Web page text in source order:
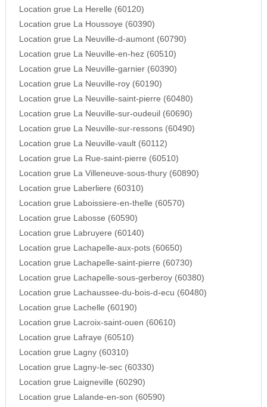
Location grue La Herelle (60120)
Location grue La Houssoye (60390)
Location grue La Neuville-d-aumont (60790)
Location grue La Neuville-en-hez (60510)
Location grue La Neuville-garnier (60390)
Location grue La Neuville-roy (60190)
Location grue La Neuville-saint-pierre (60480)
Location grue La Neuville-sur-oudeuil (60690)
Location grue La Neuville-sur-ressons (60490)
Location grue La Neuville-vault (60112)
Location grue La Rue-saint-pierre (60510)
Location grue La Villeneuve-sous-thury (60890)
Location grue Laberliere (60310)
Location grue Laboissiere-en-thelle (60570)
Location grue Labosse (60590)
Location grue Labruyere (60140)
Location grue Lachapelle-aux-pots (60650)
Location grue Lachapelle-saint-pierre (60730)
Location grue Lachapelle-sous-gerberoy (60380)
Location grue Lachaussee-du-bois-d-ecu (60480)
Location grue Lachelle (60190)
Location grue Lacroix-saint-ouen (60610)
Location grue Lafraye (60510)
Location grue Lagny (60310)
Location grue Lagny-le-sec (60330)
Location grue Laigneville (60290)
Location grue Lalande-en-son (60590)